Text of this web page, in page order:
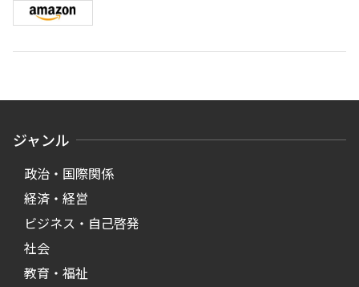
ジャンル
政治・国際関係
経済・経営
ビジネス・自己啓発
社会
教育・福祉